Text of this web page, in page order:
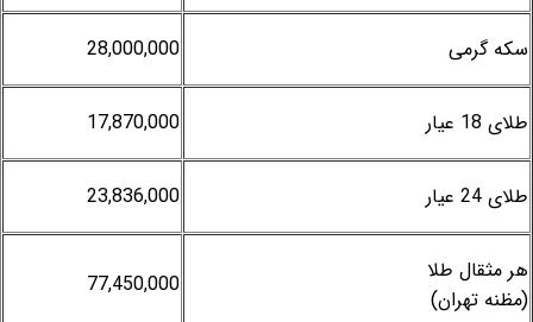
سکه گرمی 28,000,000
طلای 18 عیار 17,870,000
طلای 24 عیار 23,836,000
هر مثقال طلا
(مظنه تهران)
77,450,000